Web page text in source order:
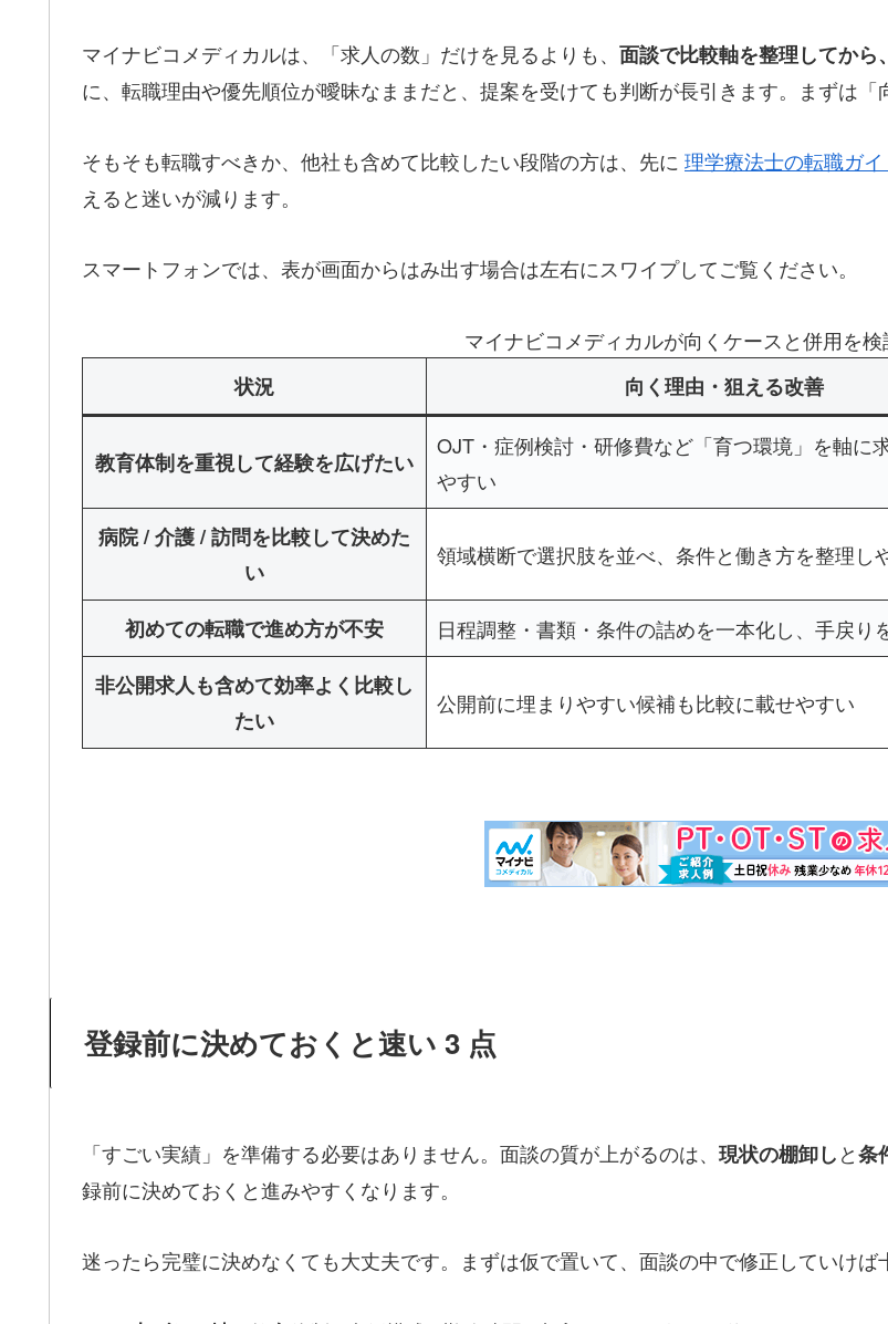
マイナビコメディカルは、「求人の数」だけを見るよりも、 面談で比較軸を整理してか
に、転職理由や優先順位が曖昧なままだと、提案を受けても判断が長引きます。まずは「
そもそも転職すべきか、他社も含めて比較したい段階の方は、先に 理学療法士の転職ガイ
えると迷いが減ります。
スマートフォンでは、表が画面からはみ出す場合は左右にスワイプしてご覧ください。
マイナビコメディカルが向くケースと併用を
状況
向く理由・狙える改善
教育体制を重視して経験を広げたい
OJT・症例検討・研修費など「育つ環境」を軸に
やすい
病院 / 介護 / 訪問を比較して決めた
い
領域横断で選択肢を並べ、条件と働き方を整理し
初めての転職で進め方が不安 日程調整・書類・条件の詰めを一本化し、手戻り
非公開求人も含めて効率よく比較し
たい
公開前に埋まりやすい候補も比較に載せやすい
登録前に決めておくと速い 3 点
「すごい実績」を準備する必要はありません。面談の質が上がるのは、 現状の棚卸しと条
録前に決めておくと進みやすくなります。
迷ったら完璧に決めなくても大丈夫です。まずは仮で置いて、面談の中で修正していけば